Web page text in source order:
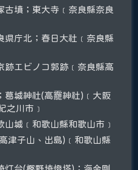
墳；東大寺﹝奈良縣奈良
庁北；春日大社﹝奈良縣
エビノコ郭跡﹝奈良縣高
城神社(高龗神社)﹝大阪
之川市﹞
城﹝和歌山縣和歌山市﹞
津子山、出島)﹝和歌山縣